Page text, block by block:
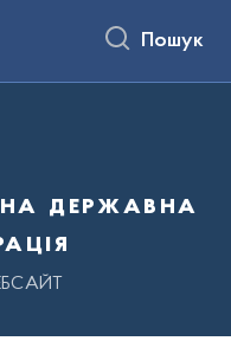
Пошук
державна